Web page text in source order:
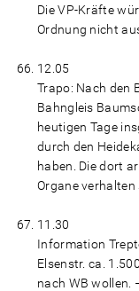
Die VP-Kräfte
Ordnung nicht
12.05
Trapo: Nach den
Bahngleis
heutigen Tage
durch den
haben. Die dort
Organe verhalten
11.30
Information
Elsenstr. ca.
nach WB wollen.